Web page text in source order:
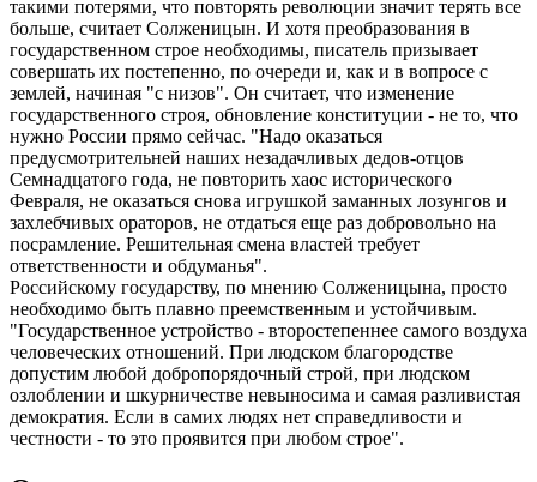
такими потерями, что повторять революции значит терять все
больше, считает Солженицын. И хотя преобразования в
государственном строе необходимы, писатель призывает
совершать их постепенно, по очереди и, как и в вопросе с
землей, начиная "с низов". Он считает, что изменение
государственного строя, обновление конституции - не то, что
нужно России прямо сейчас. "Надо оказаться
предусмотрительней наших незадачливых дедов-отцов
Семнадцатого года, не повторить хаос исторического
Февраля, не оказаться снова игрушкой заманных лозунгов и
захлебчивых ораторов, не отдаться еще раз добровольно на
посрамление. Решительная смена властей требует
ответственности и обдуманья".
Российскому государству, по мнению Солженицына, просто
необходимо быть плавно преемственным и устойчивым.
"Государственное устройство - второстепеннее самого воздуха
человеческих отношений. При людском благородстве
допустим любой добропорядочный строй, при людском
озлоблении и шкурничестве невыносима и самая разливистая
демократия. Если в самих людях нет справедливости и
честности - то это проявится при любом строе".